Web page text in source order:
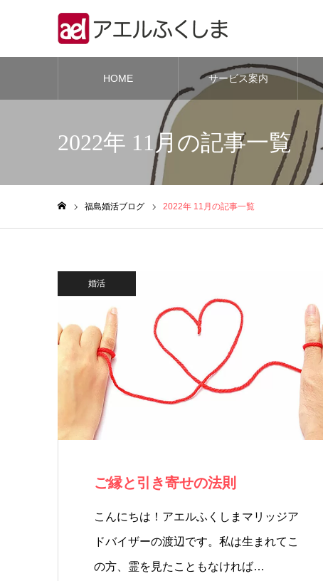
HOME サービス案内
2022年 11月の記事一覧
福島婚活ブログ 2022年 11月の記事一覧
婚活
ご縁と引き寄せの法則
こんにちは！アエルふくしまマリッジア
ドバイザーの渡辺です。私は生まれてこ
の方、霊を見たこともなければ…